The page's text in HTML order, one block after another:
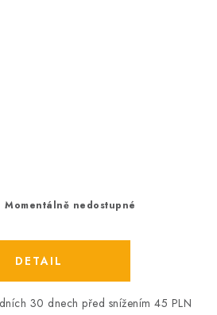
Momentálně nedostupné
30 dnech před snížením 45 PLN